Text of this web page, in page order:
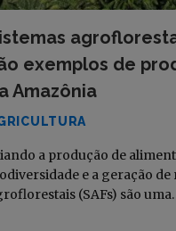
exemplos de
Amazônia
a produção de
e a geração de
(SAFs) são